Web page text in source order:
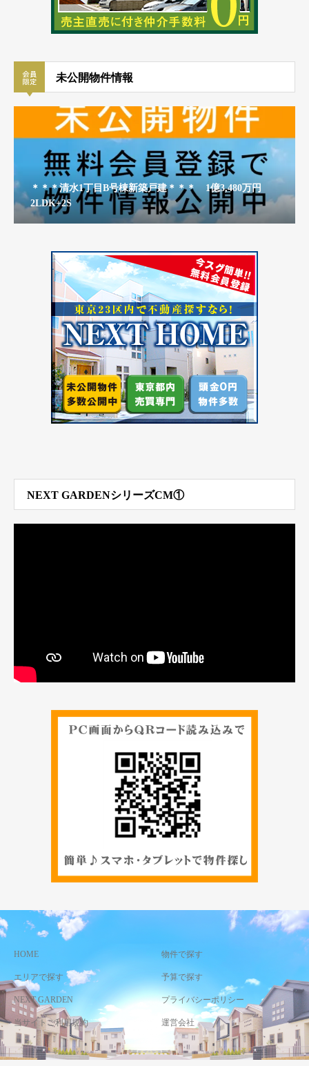
未公開物件情報
＊＊＊清水1丁目B号棟新築戸建＊＊＊ 1億3,480万円
2LDK+2S
NEXT GARDENシリーズCM①
HOME 物件で探す
エリアで探す 予算で探す
NEXT GARDEN プライバシーポリシー
当サイトご利用規約 運営会社